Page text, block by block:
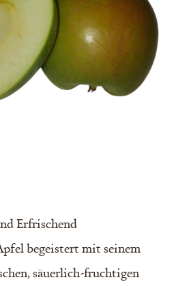
Erfrischend
begeistert mit seinem
säuerlich-fruchtigen